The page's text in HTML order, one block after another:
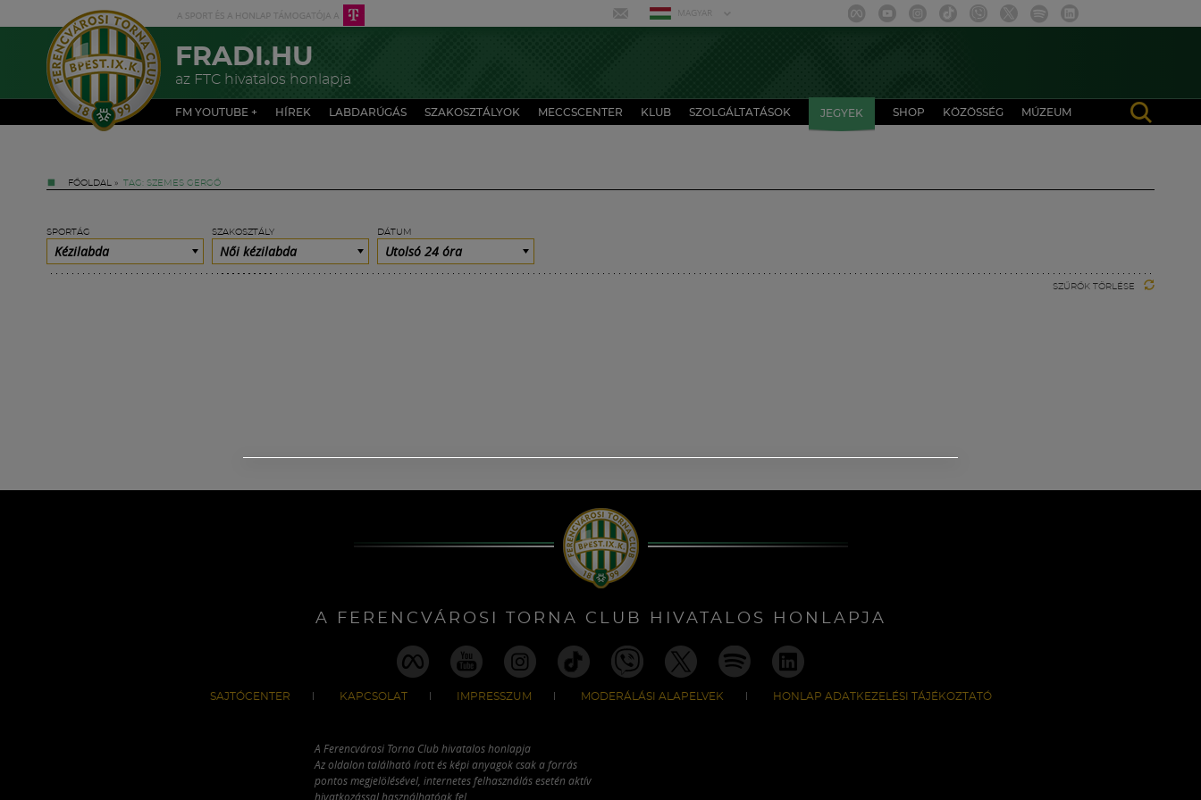
MAGYAR
FRADI.HU
az FTC hivatalos honlapja
FM YOUTUBE + HÍREK LABDARÚGÁS SZAKOSZTÁLYOK MECCSCENTER KLUB SZOLGÁLTATÁSOK JEGYEK SHOP KÖZÖSSÉG MÚZEUM
FŐOLDAL » TAG: SZEMES GERGŐ
SPORTÁG
Kézilabda
SZAKOSZTÁLY
Női kézilabda
DÁTUM
Utolsó 24 óra
SZŰRŐK TÖRLÉSE
A FERENCVÁROSI TORNA CLUB HIVATALOS HONLAPJA
SAJTÓCENTER KAPCSOLAT IMPRESSZUM MODERÁLÁSI ALAPELVEK HONLAP ADATKEZELÉSI TÁJÉKOZTATÓ
A Ferencvárosi Torna Club hivatalos honlapja
Az oldalon található írott és képi anyagok csak a forrás
pontos megjelölésével, internetes felhasználás esetén aktív
hivatkozással használhatóak fel.